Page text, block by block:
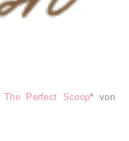
The Perfect Scoop* von